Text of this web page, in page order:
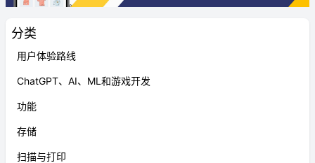
分类
用户体验路线
ChatGPT、AI、ML和游戏开发
功能
存储
扫描与打印